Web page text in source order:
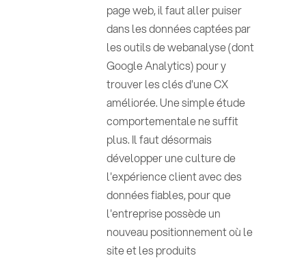
page web, il faut aller puiser
dans les données captées par
les outils de webanalyse (dont
Google Analytics) pour y
trouver les clés d'une CX
améliorée. Une simple étude
comportementale ne suffit
plus. Il faut désormais
développer une culture de
l'expérience client avec des
données fiables, pour que
l'entreprise possède un
nouveau positionnement où le
site et les produits